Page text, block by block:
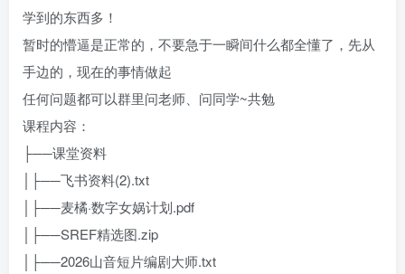
学到的东西多！
暂时的懵逼是正常的，不要急于一瞬间什么都全懂了，先从
手边的，现在的事情做起
任何问题都可以群里问老师、问同学~共勉
课程内容：
├──课堂资料
│├──飞书资料(2).txt
│├──麦橘·数字女娲计划.pdf
│├──SREF精选图.zip
│├──2026山音短片编剧大师.txt